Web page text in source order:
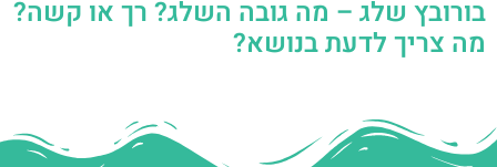
בורובץ שלג – מה גובה השלג? רך או קשה?
מה צריך לדעת בנושא?